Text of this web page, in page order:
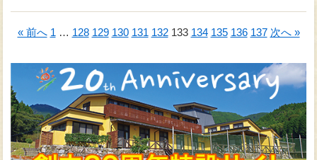
« 前へ 1 … 128 129 130 131 132 133 134 135 136 137 次へ »